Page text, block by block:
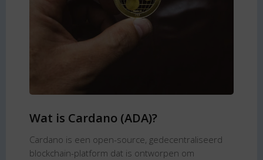
Wat is Cardano (ADA)?
Cardano is een open-source, gedecentraliseerd
blockchain-platform dat is ontworpen om